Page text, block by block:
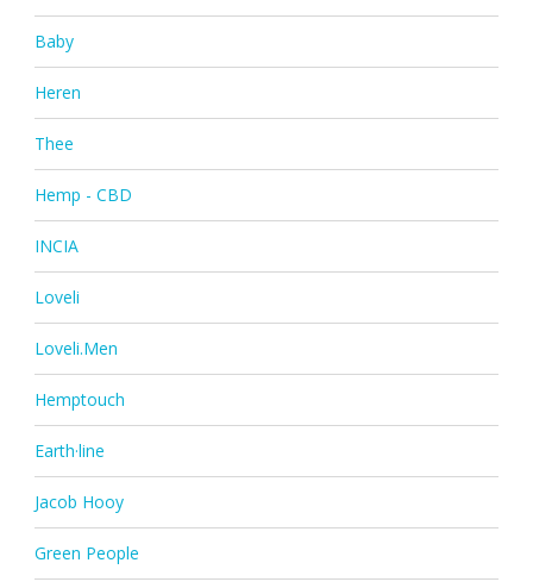
Baby
Heren
Thee
Hemp - CBD
INCIA
Loveli
Loveli.Men
Hemptouch
Earth·line
Jacob Hooy
Green People